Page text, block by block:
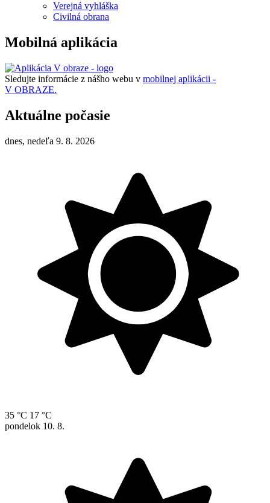
Verejná vyhláška
Civilná obrana
Mobilná aplikácia
Sledujte informácie z nášho webu v mobilnej aplikácii -
V OBRAZE.
Aktuálne počasie
dnes, nedeľa 9. 8. 2026
35 °C 17 °C
pondelok 10. 8.